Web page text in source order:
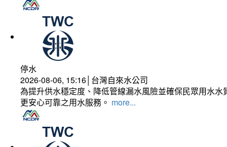
停水
2026-08-06, 15:16│台灣自來水公司
為提升供水穩定度、降低管線漏水風險並確保民眾用水
更安心可靠之用水服務。 more...